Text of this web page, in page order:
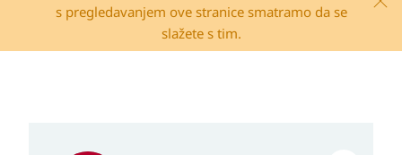
s pregledavanjem ove stranice smatramo da se
slažete s tim.